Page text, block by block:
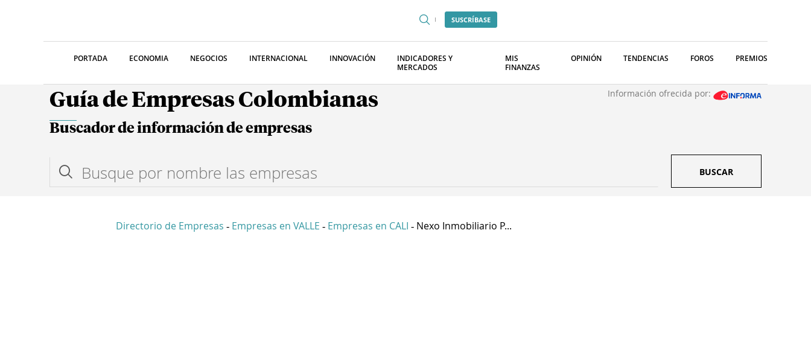
SUSCRÍBASE
PORTADA ECONOMIA NEGOCIOS INTERNACIONAL INNOVACIÓN
INDICADORES Y
MERCADOS
MIS
FINANZAS
OPINIÓN TENDENCIAS FOROS PREMIOS
Guía de Empresas Colombianas Información ofrecida por:
Buscador de información de empresas
BUSCAR
Directorio de Empresas - Empresas en VALLE - Empresas en CALI - Nexo Inmobiliario P...